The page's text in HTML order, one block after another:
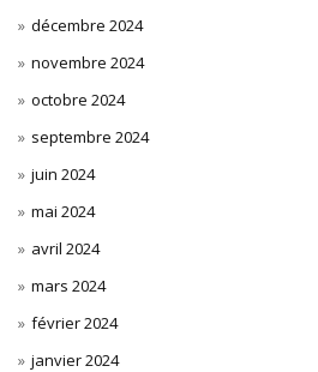
décembre 2024
novembre 2024
octobre 2024
septembre 2024
juin 2024
mai 2024
avril 2024
mars 2024
février 2024
janvier 2024